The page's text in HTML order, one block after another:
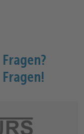
Fragen?
Fragen!